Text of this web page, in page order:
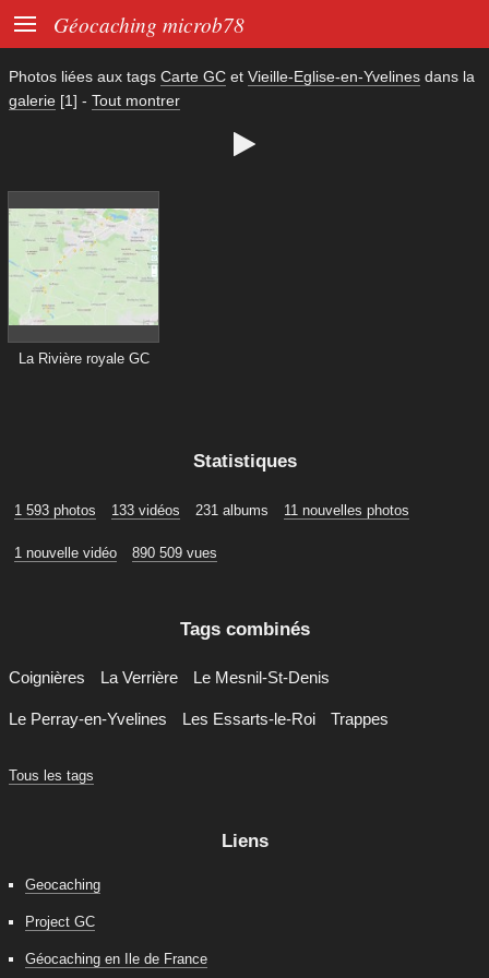
 Géocaching microb78
Photos liées aux tags Carte GC et Vieille-Eglise-en-Yvelines dans la
galerie [1] - Tout montrer

La Rivière royale GC
Statistiques
1 593 photos 133 vidéos 231 albums 11 nouvelles photos
1 nouvelle vidéo 890 509 vues
Tags combinés
Coignières La Verrière Le Mesnil-St-Denis
Le Perray-en-Yvelines Les Essarts-le-Roi Trappes
Tous les tags
Liens
Geocaching
Project GC
Géocaching en Ile de France